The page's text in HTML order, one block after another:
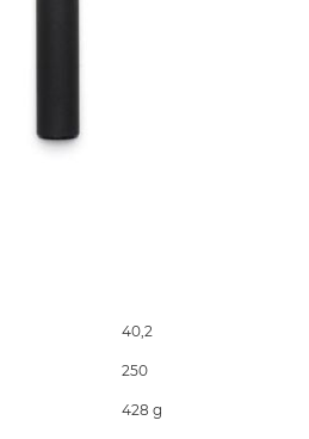
40,2
250
428 g